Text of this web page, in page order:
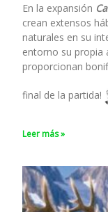
En la expansión
crean extensos
naturales en su
entorno su propia
proporcionan
final de la partida!
Leer más »